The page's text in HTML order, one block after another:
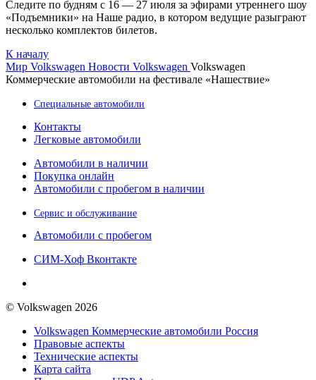
Следите по будням с 16 — 27 июля за эфирами утреннего шоу
«Подъемники» на Наше радио, в котором ведущие разыграют
несколько комплектов билетов.
К началу
Мир Volkswagen Новости Volkswagen Volkswagen
Коммерческие автомобили на фестивале «Нашествие»
Специальные автомобили
Контакты
Легковые автомобили
Автомобили в наличии
Покупка онлайн
Автомобили с пробегом в наличии
Сервис и обслуживание
Автомобили с пробегом
СИМ-Хоф Вконтакте
© Volkswagen 2026
Volkswagen Коммерческие автомобили Россия
Правовые аспекты
Технические аспекты
Карта сайта